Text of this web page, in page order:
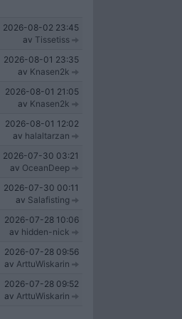
2026-08-02 23:45
av Tissetiss
2026-08-01 23:35
av Knasen2k
2026-08-01 21:05
av Knasen2k
2026-08-01 12:02
av halaltarzan
2026-07-30 03:21
av OceanDeep
2026-07-30 00:11
av Salafisting
2026-07-28 10:06
av hidden-nick
2026-07-28 09:56
av ArttuWiskarin
2026-07-28 09:52
av ArttuWiskarin